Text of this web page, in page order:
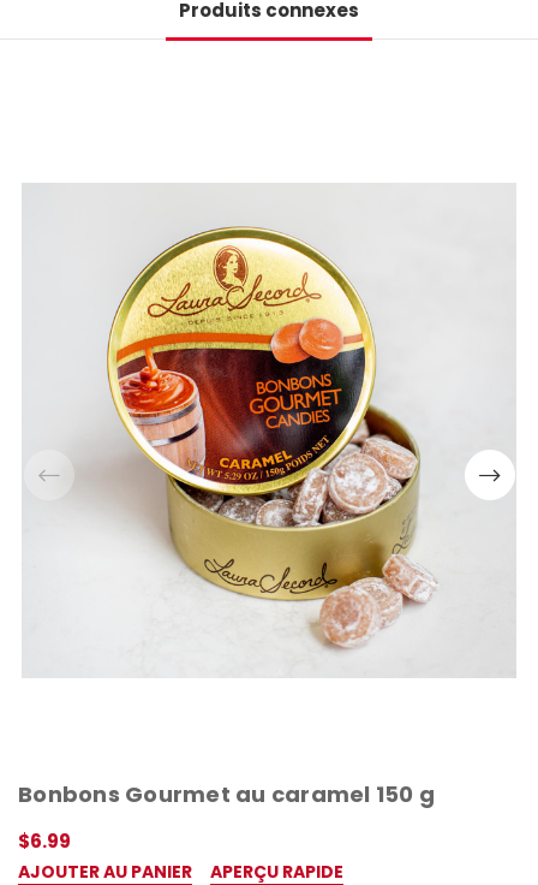
Produits connexes
Bonbons Gourmet au caramel 150 g
$6.99
AJOUTER AU PANIER APERÇU RAPIDE